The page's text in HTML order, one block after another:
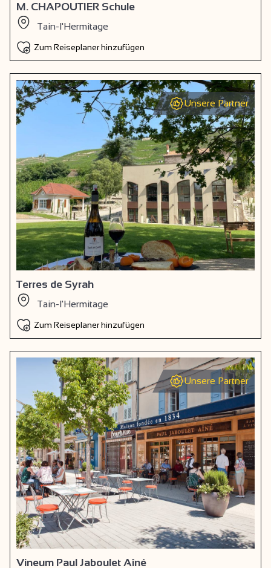
M. CHAPOUTIER Schule
Tain-l'Hermitage
Zum Reiseplaner hinzufügen
Unsere Partner
Terres de Syrah
Tain-l'Hermitage
Zum Reiseplaner hinzufügen
Unsere Partner
Vineum Paul Jaboulet Aîné